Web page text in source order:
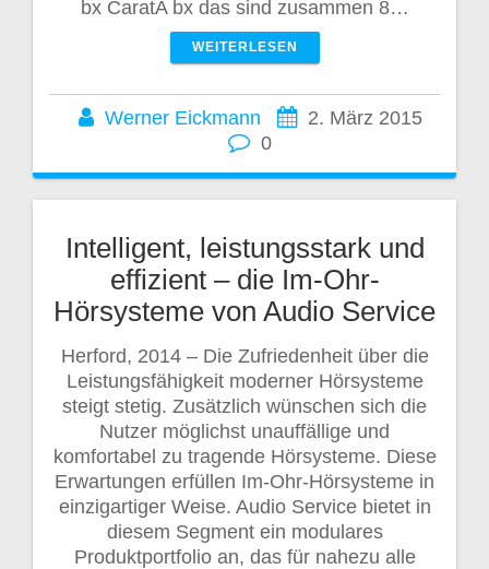
bx CaratA bx das sind zusammen 8…
WEITERLESEN
Werner Eickmann
2. März 2015
0
Intelligent, leistungsstark und
effizient – die Im-Ohr-
Hörsysteme von Audio Service
Herford, 2014 – Die Zufriedenheit über die
Leistungsfähigkeit moderner Hörsysteme
steigt stetig. Zusätzlich wünschen sich die
Nutzer möglichst unauffällige und
komfortabel zu tragende Hörsysteme. Diese
Erwartungen erfüllen Im-Ohr-Hörsysteme in
einzigartiger Weise. Audio Service bietet in
diesem Segment ein modulares
Produktportfolio an, das für nahezu alle